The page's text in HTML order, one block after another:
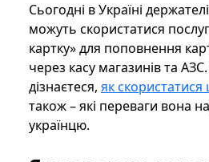
Сьогодні в Україні
можуть скористатися
картку» для поповнення
через касу магазинів та АЗС.
дізнаєтеся, як
також – які переваги вона
українцю.